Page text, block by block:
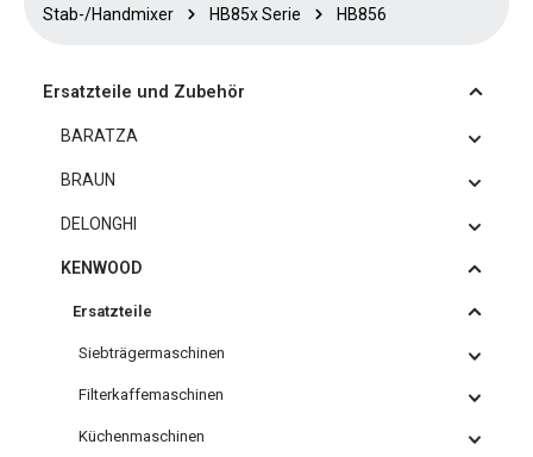
Stab-/Handmixer
HB85x Serie HB856
Ersatzteile und Zubehör
BARATZA
BRAUN
DELONGHI
KENWOOD
Ersatzteile
Siebträgermaschinen
Filterkaffemaschinen
Küchenmaschinen